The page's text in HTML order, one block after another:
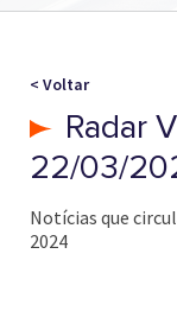
< Voltar
Radar
22/03/
Notícias que
2024